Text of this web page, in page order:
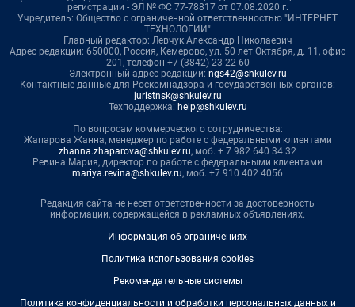
регистрации - ЭЛ № ФС 77-78817 от 07.08.2020 г.
Учредитель: Общество с ограниченной ответственностью "ИНТЕРНЕТ
ТЕХНОЛОГИИ"
Главный редактор: Левчук Александр Николаевич
Адрес редакции: 650000, Россия, Кемерово, ул. 50 лет Октября, д. 11, офис
201, телефон +7 (3842) 23-22-60
Электронный адрес редакции: ngs42@shkulev.ru
Контактные данные для Роскомнадзора и государственных органов:
juristnsk@shkulev.ru
Техподдержка: help@shkulev.ru
По вопросам коммерческого сотрудничества:
Жапарова Жанна, менеджер по работе с федеральными клиентами
zhanna.zhaparova@shkulev.ru, моб. + 7 982 640 34 32
Ревина Мария, директор по работе с федеральными клиентами
mariya.revina@shkulev.ru, моб. +7 910 402 4056
Редакция сайта не несет ответственности за достоверность
информации, содержащейся в рекламных объявлениях.
Информация об ограничениях
Политика использования cookies
Рекомендательные системы
Политика конфиденциальности и обработки персональных данных и